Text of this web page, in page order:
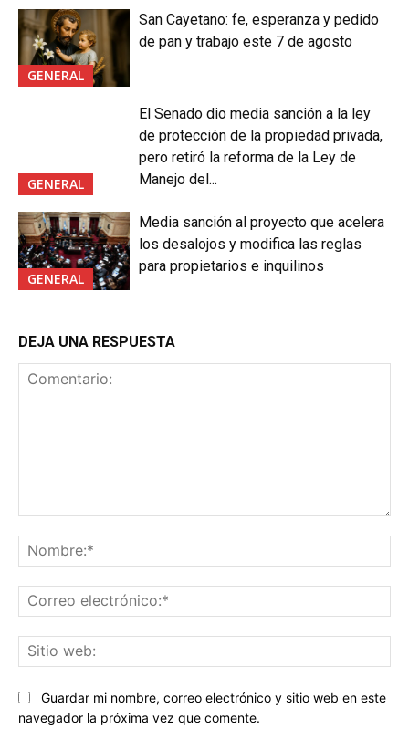
GENERAL
San Cayetano: fe, esperanza y pedido
de pan y trabajo este 7 de agosto
GENERAL
El Senado dio media sanción a la ley
de protección de la propiedad privada,
pero retiró la reforma de la Ley de
Manejo del...
GENERAL
Media sanción al proyecto que acelera
los desalojos y modifica las reglas
para propietarios e inquilinos
DEJA UNA RESPUESTA
Guardar mi nombre, correo electrónico y sitio web en este
navegador la próxima vez que comente.